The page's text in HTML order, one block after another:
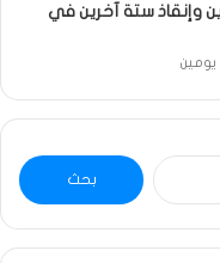
وإنقاذ ستة آخرين في
يومين
البحث
عن: